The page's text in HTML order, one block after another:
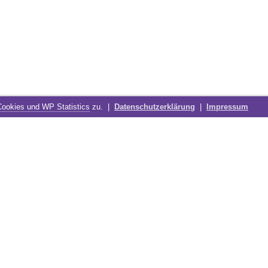
und WP Statistics zu. | Datenschutzerklärung Impressum